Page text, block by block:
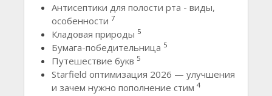
Антисептики для полости рта - виды,
особенности 7
Кладовая природы 5
Бумага-победительница 5
Путешествие букв 5
Starfield оптимизация 2026 — улучшения
и зачем нужно пополнение стим 4